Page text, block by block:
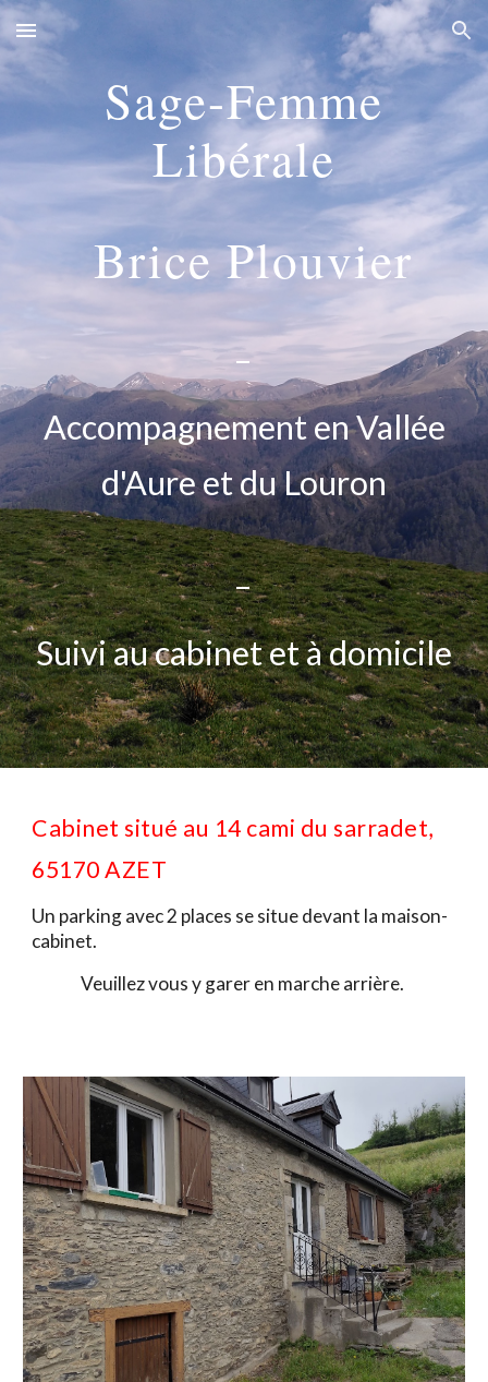
Skip to main content Skip to navigation
Sage-Femme
Libérale
Brice Plouvier
-
Accompagnement en Vallée
d'Aure et du Louron
-
Suivi au cabinet et à domicile
Cabinet situé au 14 cami du sarradet,
65170 AZET
Un parking avec 2 places se situe devant la maison-
cabinet.
Veuillez vous y garer en marche arrière.